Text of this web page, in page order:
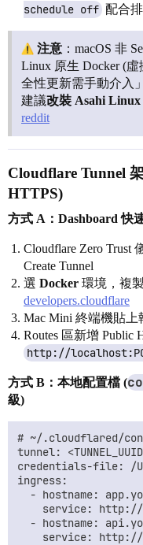
schedule off 配合
注意 ：macOS 非
Linux 原生 Docker (
全性更新需手動介入
建議改裝 Asahi
reddit
Cloudflare Tunnel
HTTPS)
方式 A：Dashboard 快
Cloudflare Zero
Create Tunnel
選 Docker 環境，複
developers.cloudflare
Mac Mini 終端機貼上
Routes 區新增 Public
http://
方式 B：本地配置檔 (
級)
# ~/.cloudflared/
tunnel:
credentials-file: /
ingress:
- hostname:
service:
- hostname:
service: